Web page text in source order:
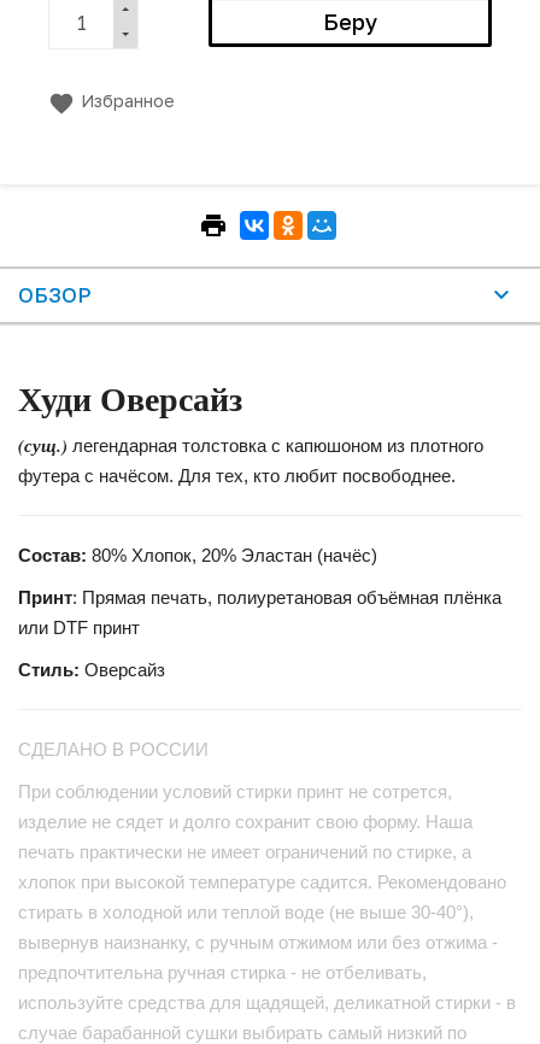
Избранное
ОБЗОР
ХудиОверсайз
(сущ.) легендарная толстовка с капюшоном из плотного
футера с начёсом. Для тех, кто любит посвободнее.
Состав: 80% Хлопок, 20% Эластан (начёс)
Принт: Прямая печать, полиуретановая объёмная плёнка
или DTF принт
Стиль: Оверсайз
СДЕЛАНО В РОССИИ
При соблюдении условий стирки принт не сотрется,
изделие не сядет и долго сохранит свою форму. Наша
печать практически не имеет ограничений по стирке, а
хлопок при высокой температуре садится. Рекомендовано
стирать в холодной или теплой воде (не выше 30-40°),
вывернув наизнанку, с ручным отжимом или без отжима -
предпочтительна ручная стирка - не отбеливать,
используйте средства для щадящей, деликатной стирки - в
случае барабанной сушки выбирать самый низкий по